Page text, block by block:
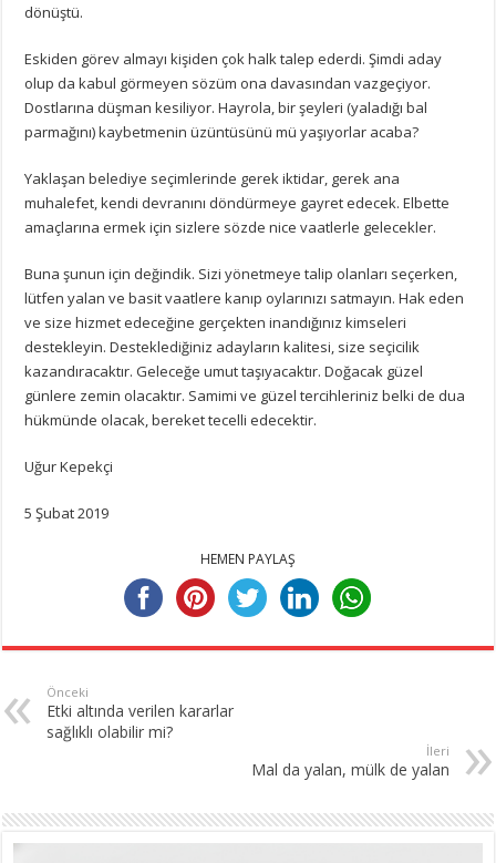
dönüştü.
Eskiden görev almayı kişiden çok halk talep ederdi. Şimdi aday
olup da kabul görmeyen sözüm ona davasından vazgeçiyor.
Dostlarına düşman kesiliyor. Hayrola, bir şeyleri (yaladığı bal
parmağını) kaybetmenin üzüntüsünü mü yaşıyorlar acaba?
Yaklaşan belediye seçimlerinde gerek iktidar, gerek ana
muhalefet, kendi devranını döndürmeye gayret edecek. Elbette
amaçlarına ermek için sizlere sözde nice vaatlerle gelecekler.
Buna şunun için değindik. Sizi yönetmeye talip olanları seçerken,
lütfen yalan ve basit vaatlere kanıp oylarınızı satmayın. Hak eden
ve size hizmet edeceğine gerçekten inandığınız kimseleri
destekleyin. Desteklediğiniz adayların kalitesi, size seçicilik
kazandıracaktır. Geleceğe umut taşıyacaktır. Doğacak güzel
günlere zemin olacaktır. Samimi ve güzel tercihleriniz belki de dua
hükmünde olacak, bereket tecelli edecektir.
Uğur Kepekçi
5 Şubat 2019
HEMEN PAYLAŞ
Önceki
Etki altında verilen kararlar
sağlıklı olabilir mi?
İleri
Mal da yalan, mülk de yalan